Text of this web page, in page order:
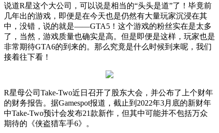
说道R星这个大公司，可以说是相当的“头头是道”了！毕竟前
几年出的游戏，即便是在今天也是仍然有大量玩家沉浸在其
中，没错，说的就是——GTA5 ！这个游戏的粉丝实在是太多
了，当然，游戏质量也确实是高。但是即便是这样，玩家也是
非常期待GTA6的到来的。那么究竟是什么时候到来呢，我们
接着往下看！
R星母公司 Take-Two近日召开了股东大会，并公布了上个财年
的财务报告。据Gamespot报道，截止到 2022年3月底的新财年
中Take-Two预计会发布21款新作，但其中可能并不包括万众
期待的《侠盗猎车手6》。